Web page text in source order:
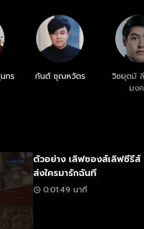
นี้ ยูจินจะมาเล่นๆไม่ได้แล้วหละสิ
ทร
กันต์ ชุณหวัตร
วิชยุตม์
มง
ตัวอย่าง เลิฟซองส์เลิฟซีรี
ส่งใครมารักฉันที
0:01:49 นาที